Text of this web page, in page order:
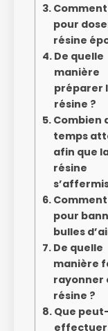
pour
résine
De quelle
manière
préparer
résine ?
Combien
temps
afin que
résine
pour
bulles
De quelle
manière
rayonner
résine ?
Que
effectuer